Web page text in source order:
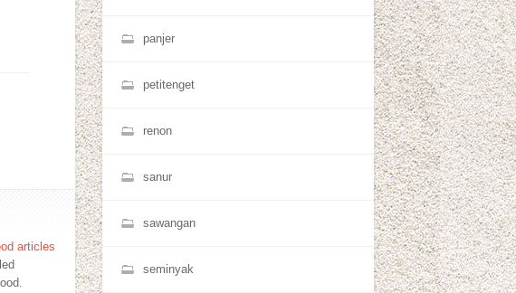
articles
panjer
petitenget
renon
sanur
sawangan
seminyak